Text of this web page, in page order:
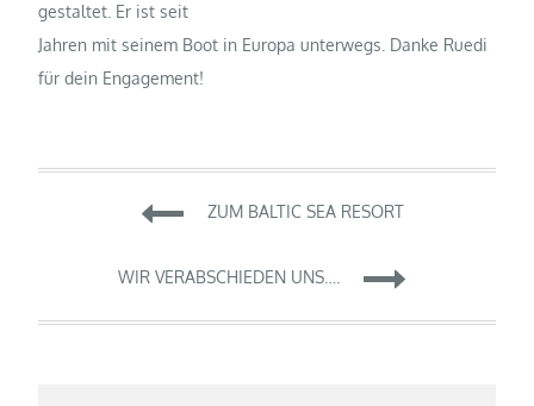
gestaltet. Er ist seit
Jahren mit seinem Boot in Europa unterwegs. Danke Ruedi
für dein Engagement!
Beitragsnavigation
ZUM BALTIC SEA RESORT
WIR VERABSCHIEDEN UNS….